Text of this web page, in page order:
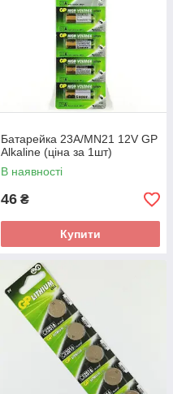
Батарейка 23A/MN21 12V GP
Alkaline (ціна за 1шт)
В наявності
46 ₴
Купити